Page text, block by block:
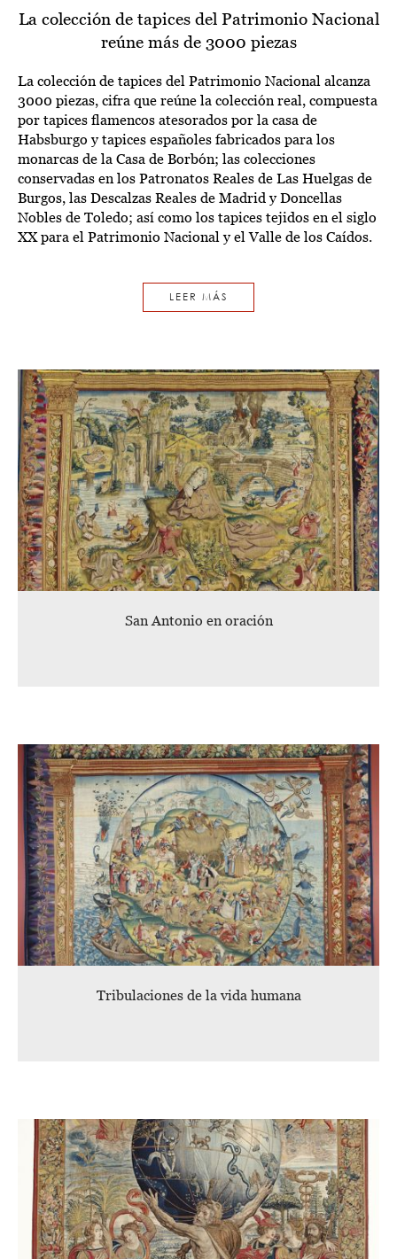
La colección de tapices del Patrimonio Nacional
reúne más de 3000 piezas
La colección de tapices del Patrimonio Nacional alcanza
3000 piezas, cifra que reúne la colección real, compuesta
por tapices flamencos atesorados por la casa de
Habsburgo y tapices españoles fabricados para los
monarcas de la Casa de Borbón; las colecciones
conservadas en los Patronatos Reales de Las Huelgas de
Burgos, las Descalzas Reales de Madrid y Doncellas
Nobles de Toledo; así como los tapices tejidos en el siglo
XX para el Patrimonio Nacional y el Valle de los Caídos.
LEER MÁS
San Antonio en oración
Tribulaciones de la vida humana